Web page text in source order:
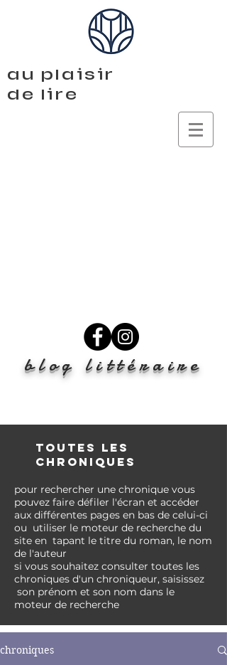
au plaisir
de lire
blog littéraire
TOUTES LES
CHRONIQUES
pour rechercher une chronique vous
pouvez faire défiler l'écran et accéder
aux différentes pages en bas de celui-ci
ou utiliser le moteur de recherche du
site en tapant le titre du roman, le nom
de l'auteur
si vous souhaitez consulter toutes les
chroniques d'un chroniqueur, saisissez
son prénom et son nom dans le
moteur de recherche
chroniques